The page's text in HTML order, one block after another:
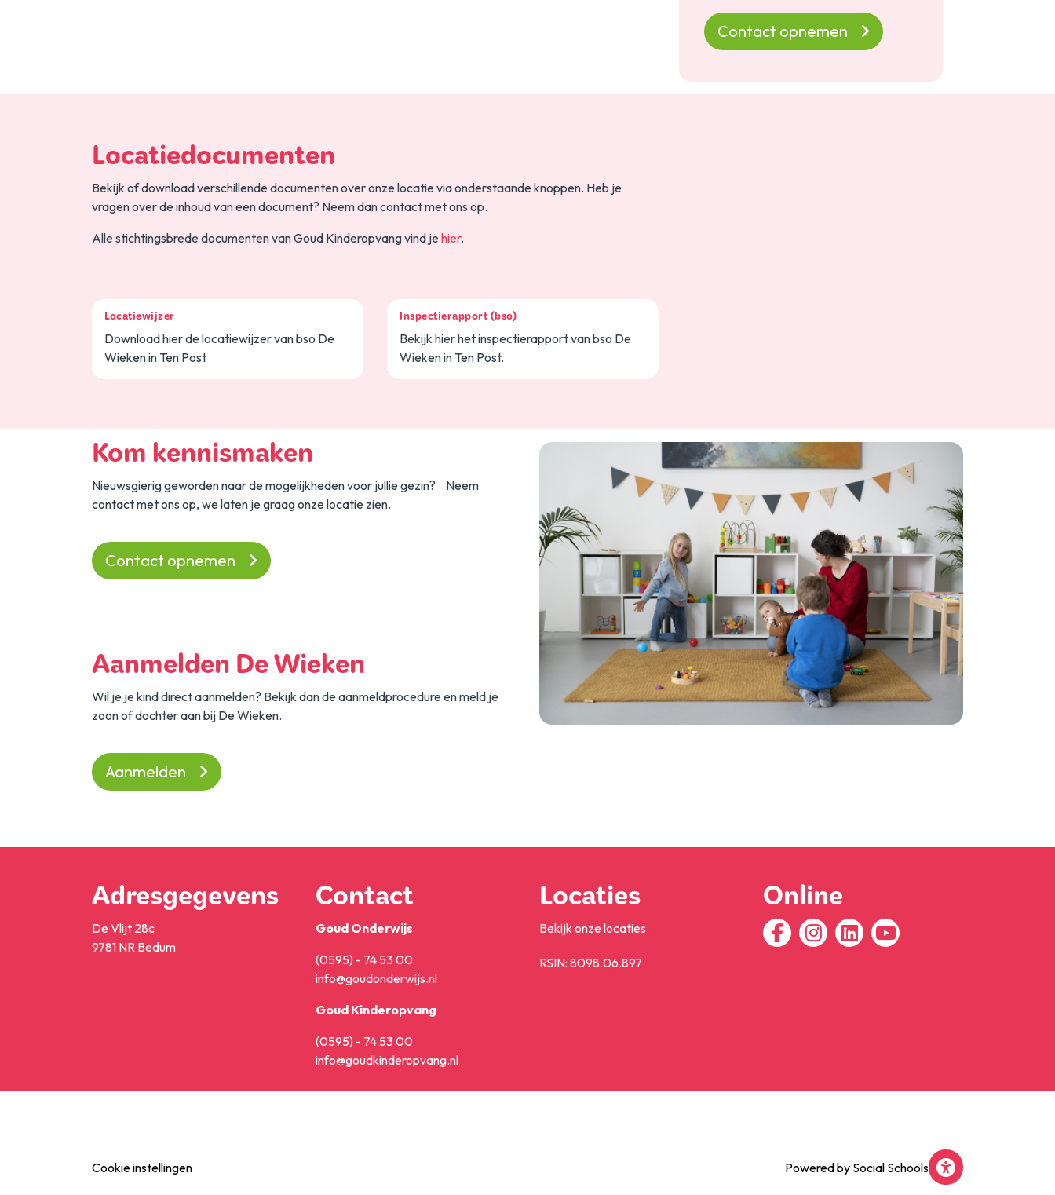
Contact opnemen
Locatiedocumenten
Bekijk of download verschillende documenten over onze locatie via onderstaande knoppen. Heb je
vragen over de inhoud van een document? Neem dan contact met ons op.
Alle stichtingsbrede documenten van Goud Kinderopvang vind jehier.
Locatiewijzer
Download hier de locatiewijzer van bso De
Wieken in Ten Post
Inspectierapport (bso)
Bekijk hier het inspectierapport van bso De
Wieken in Ten Post.
Kom kennismaken
Nieuwsgierig geworden naar de mogelijkheden voor jullie gezin? Neem
contact met ons op, we laten je graag onze locatie zien.
Contact opnemen
Aanmelden De Wieken
Wil je je kind direct aanmelden? Bekijk dan de aanmeldprocedure en meld je
zoon of dochter aan bij De Wieken.
Aanmelden
Adresgegevens
De Vlijt 28c
9781 NR Bedum
Contact
Goud Onderwijs
(0595) - 74 53 00
info@goudonderwijs.nl
Goud Kinderopvang
(0595) - 74 53 00
info@goudkinderopvang.nl
Locaties
Bekijk onze locaties
RSIN: 8098.06.897
Online
Cookie instellingen Powered by Social Schools